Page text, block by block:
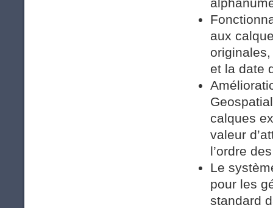
aux
et la date
calques
valeur
l’ordre
Le
pour les
standard